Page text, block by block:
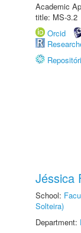
Academic
title: MS-3.2
Orcid
Jéssica
School:
Solteira)
Department: